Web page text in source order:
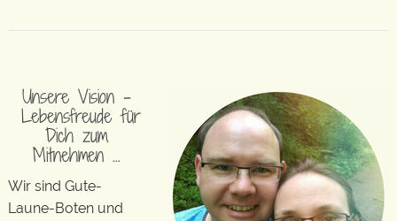
Unsere Vision –
Lebensfreude für
Dich zum
Mitnehmen …
Wir sind Gute-
Laune-Boten und